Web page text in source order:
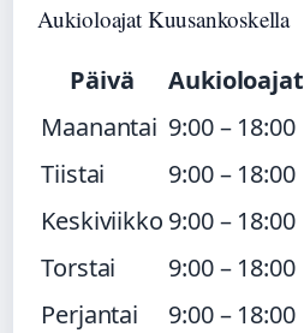
Aukioloajat Kuusankoskella
Päivä
Aukioloajat
Maanantai 9:00 – 18:00
Tiistai
9:00 – 18:00
Keskiviikko 9:00 – 18:00
Torstai
9:00 – 18:00
Perjantai
9:00 – 18:00